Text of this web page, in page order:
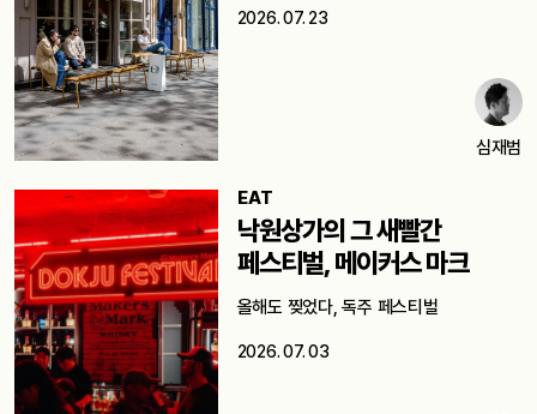
2026. 07. 23
심재범
EAT
낙원상가의 그 새빨간
페스티벌, 메이커스 마크
올해도 찢었다, 독주 페스티벌
2026. 07. 03